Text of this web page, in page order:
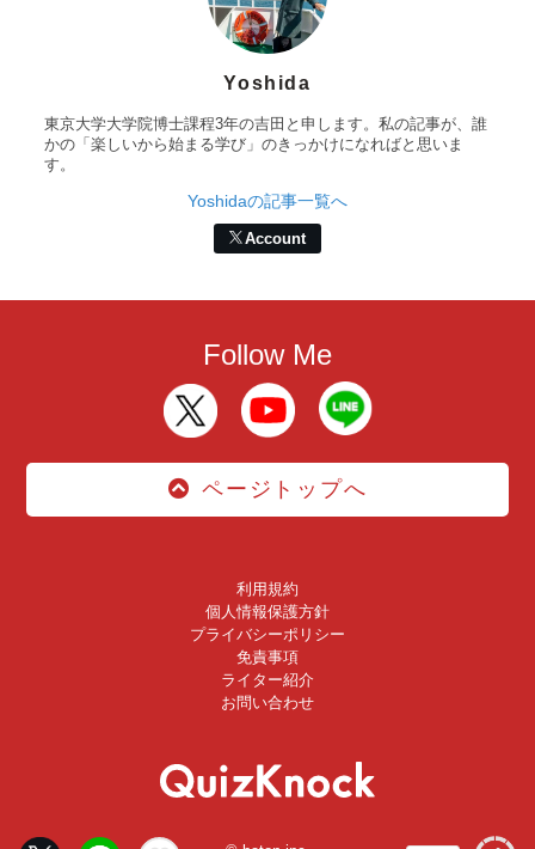
Yoshida
東京大学大学院博士課程3年の吉田と申します。私の記事が、誰
かの「楽しいから始まる学び」のきっかけになればと思いま
す。
Yoshidaの記事一覧へ
Account
Follow Me
ページトップへ
利用規約
個人情報保護方針
プライバシーポリシー
免責事項
ライター紹介
お問い合わせ